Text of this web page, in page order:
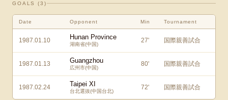
GOALS (3 )
Date Opponent Min Tournament
1987.01.10 Hunan Province
湖南省(中国)
27' 国際親善試合
1987.01.13 Guangzhou
広州市(中国)
80' 国際親善試合
1987.02.24 Taipei XI
台北選抜(中国台北)
72' 国際親善試合